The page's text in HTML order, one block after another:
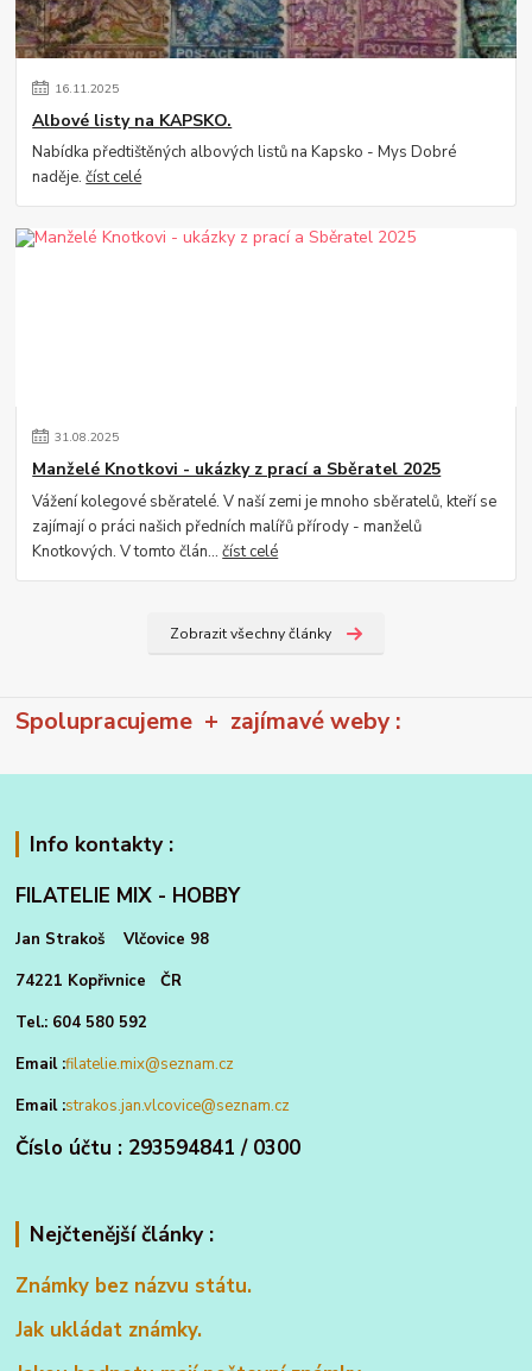
16.11.2025
Albové listy na KAPSKO.
Nabídka předtištěných albových listů na Kapsko - Mys Dobré
naděje.číst celé
31.08.2025
Manželé Knotkovi - ukázky z prací a Sběratel 2025
Vážení kolegové sběratelé. V naší zemi je mnoho sběratelů, kteří se
zajímají o práci našich předních malířů přírody - manželů
Knotkových. V tomto člán...číst celé
Zobrazit všechny články
Spolupracujeme + zajímavé weby :
Info kontakty :
FILATELIE MIX - HOBBY
Jan Strakoš Vlčovice 98
74221 Kopřivnice ČR
Tel.: 604 580 592
Email :filatelie.mix@seznam.cz
Email :strakos.jan.vlcovice@seznam.cz
Číslo účtu : 293594841 / 0300
Nejčtenější články :
Známky bez názvu státu.
Jak ukládat známky.